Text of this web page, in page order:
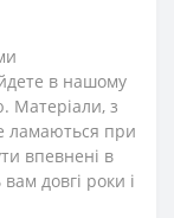
в нашому
Матеріали, з
ламаються при
впевнені в
довгі роки і